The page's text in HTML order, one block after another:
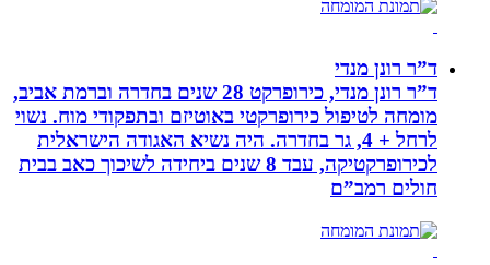
ד”ר רונן מנדי
ד”ר רונן מנדי, כירופרקט 28 שנים בחדרה וברמת אביב,
מומחה לטיפול כירופרקטי באוטיזם ובתפקודי מוח. נשוי
לרחל + 4, גר בחדרה. היה נשיא האגודה הישראלית
לכירופרקטיקה, עבד 8 שנים ביחידה לשיכוך כאב בבית
חולים רמב”ם